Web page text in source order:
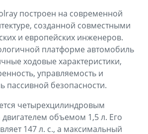
построен на современной
созданной совместными
и европейских инженеров.
платформе автомобиль
ходовые характеристики,
управляемость и
пассивной безопасности.
четырехцилиндровым
объемом 1,5 л. Его
147 л. с., а максимальный